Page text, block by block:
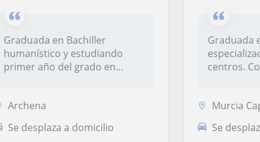
Graduada en Bachiller
humanístico y estudiando
primer año del grado en
Archena
Se desplaza a domicilio
Graduada
centros.
Murcia Capital, Molina
Se